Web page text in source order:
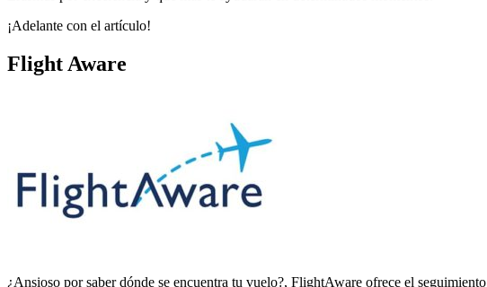
¡Adelante con el artículo!
Flight Aware
¿Ansioso por saber dónde se encuentra tu vuelo?, FlightAware ofrece el